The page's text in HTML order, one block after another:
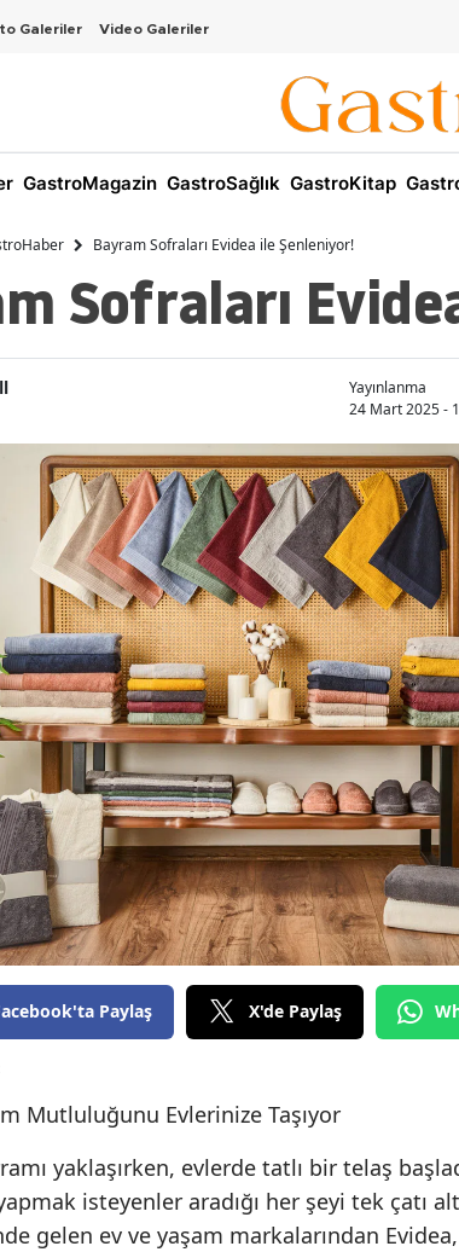
Galeriler Video Galeriler
GastroMagazin GastroSağlık GastroKitap
Bayram Sofraları Evidea ile Şenleniyor!
Sofraları
Yayınlanma
24 Mart 2025 -
Paylaş X'de Paylaş
Mutluluğunu Evlerinize Taşıyor
yaklaşırken, evlerde tatlı bir telaş
yapmak isteyenler aradığı her şeyi tek çatı
gelen ev ve yaşam markalarından Evidea,